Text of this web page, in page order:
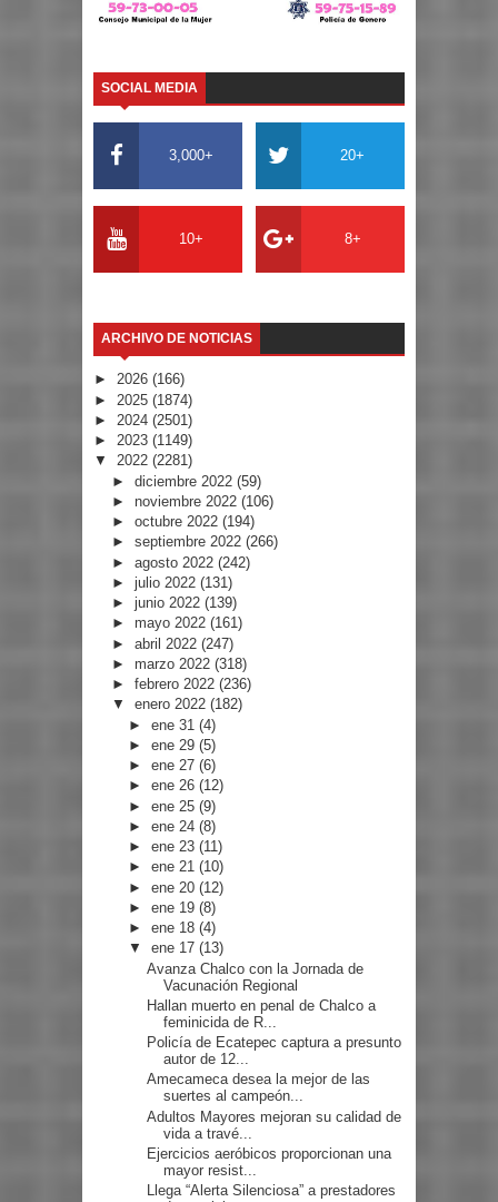
SOCIAL MEDIA
3,000+ 20+
10+ 8+
ARCHIVO DE NOTICIAS
► 2026 (166)
► 2025 (1874)
► 2024 (2501)
► 2023 (1149)
▼ 2022 (2281)
► diciembre 2022 (59)
► noviembre 2022 (106)
► octubre 2022 (194)
► septiembre 2022 (266)
► agosto 2022 (242)
► julio 2022 (131)
► junio 2022 (139)
► mayo 2022 (161)
► abril 2022 (247)
► marzo 2022 (318)
► febrero 2022 (236)
▼ enero 2022 (182)
►ene 31(4)
►ene 29(5)
►ene 27(6)
►ene 26(12)
►ene 25(9)
►ene 24(8)
►ene 23(11)
►ene 21(10)
►ene 20(12)
►ene 19(8)
►ene 18(4)
▼ene 17(13)
Avanza Chalco con la Jornada de
Vacunación Regional
Hallan muerto en penal de Chalco a
feminicida de R...
Policía de Ecatepec captura a presunto
autor de 12...
Amecameca desea la mejor de las
suertes al campeón...
Adultos Mayores mejoran su calidad de
vida a travé...
Ejercicios aeróbicos proporcionan una
mayor resist...
Llega “Alerta Silenciosa” a prestadores